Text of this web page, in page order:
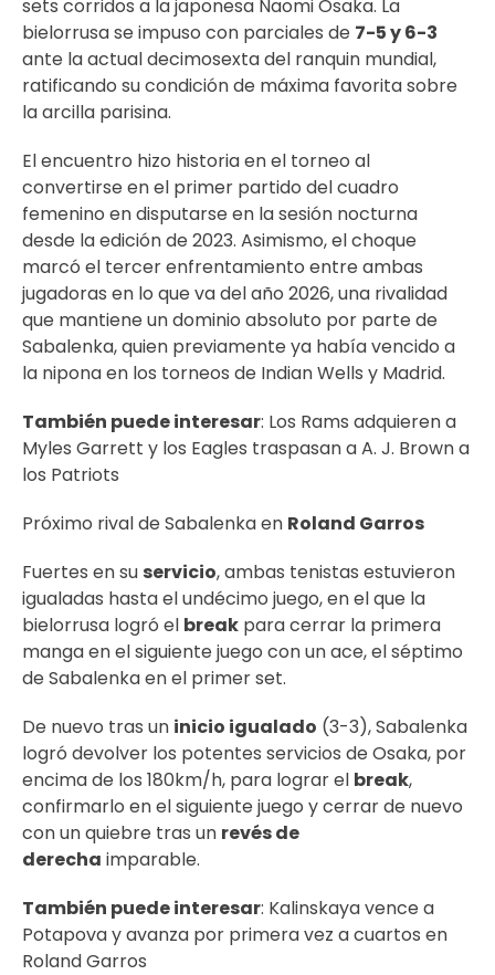
sets corridos a la japonesa Naomi Osaka. La
bielorrusa se impuso con parciales de 7-5 y 6-3
ante la actual decimosexta del ranquin mundial,
ratificando su condición de máxima favorita sobre
la arcilla parisina.
El encuentro hizo historia en el torneo al
convertirse en el primer partido del cuadro
femenino en disputarse en la sesión nocturna
desde la edición de 2023. Asimismo, el choque
marcó el tercer enfrentamiento entre ambas
jugadoras en lo que va del año 2026, una rivalidad
que mantiene un dominio absoluto por parte de
Sabalenka, quien previamente ya había vencido a
la nipona en los torneos de Indian Wells y Madrid.
También puede interesar: Los Rams adquieren a
Myles Garrett y los Eagles traspasan a A. J. Brown a
los Patriots
Próximo rival de Sabalenka en Roland Garros
Fuertes en su servicio, ambas tenistas estuvieron
igualadas hasta el undécimo juego, en el que la
bielorrusa logró el break para cerrar la primera
manga en el siguiente juego con un ace, el séptimo
de Sabalenka en el primer set.
De nuevo tras un inicio igualado (3-3), Sabalenka
logró devolver los potentes servicios de Osaka, por
encima de los 180km/h, para lograr el break,
confirmarlo en el siguiente juego y cerrar de nuevo
con un quiebre tras un revés de
derecha imparable.
También puede interesar: Kalinskaya vence a
Potapova y avanza por primera vez a cuartos en
Roland Garros